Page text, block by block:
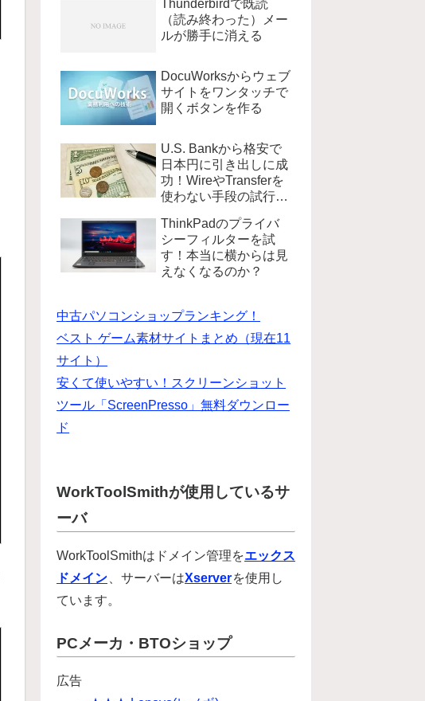
Thunderbirdで既読
（読み終わった）メー
ルが勝手に消える
DocuWorksからウェブ
サイトをワンタッチで
開くボタンを作る
U.S. Bankから格安で
日本円に引き出しに成
功！WireやTransferを
使わない手段の試行錯
ThinkPadのプライバ
シーフィルターを試
す！本当に横からは見
えなくなるのか？
中古パソコンショップランキング！
ベスト ゲーム素材サイトまとめ（現在11
サイト）
安くて使いやすい！スクリーンショット
ツール「ScreenPresso」無料ダウンロー
ド
WorkToolSmithが使用しているサ
ーバ
WorkToolSmithはドメイン管理をエックス
ドメイン 、サーバーはXserverを使用し
ています。
PCメーカ・BTOショップ
広告